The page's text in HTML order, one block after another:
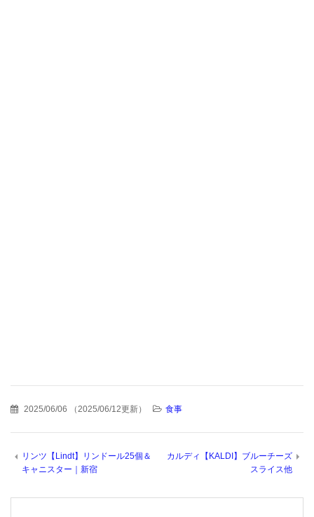
2025/06/06 （2025/06/12更新） 食事
リンツ【Lindt】リンドール25個＆
キャニスター｜新宿
カルディ【KALDI】ブルーチーズ
スライス他